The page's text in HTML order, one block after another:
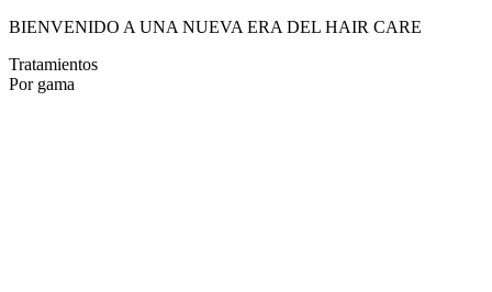
BIENVENIDO A UNA NUEVA ERA DEL HAIR CARE
Tratamientos
Por gama